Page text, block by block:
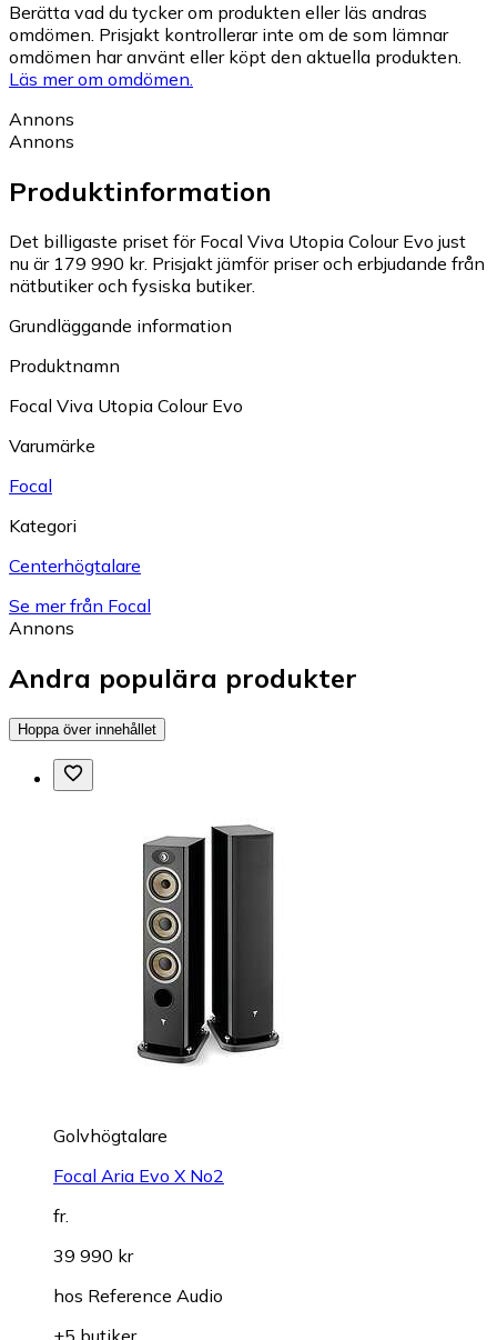
Berätta vad du tycker om produkten eller läs andras
omdömen. Prisjakt kontrollerar inte om de som lämnar
omdömen har använt eller köpt den aktuella produkten.
Läs mer om omdömen.
Annons
Annons
Produktinformation
Det billigaste priset för Focal Viva Utopia Colour Evo just
nu är 179 990 kr. Prisjakt jämför priser och erbjudande från
nätbutiker och fysiska butiker.
Grundläggande information
Produktnamn
Focal Viva Utopia Colour Evo
Varumärke
Focal
Kategori
Centerhögtalare
Se mer från Focal
Annons
Andra populära produkter
Hoppa över innehållet
Golvhögtalare
Focal Aria Evo X No2
fr.
39 990 kr
hos Reference Audio
+5 butiker